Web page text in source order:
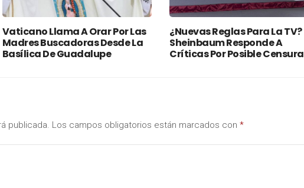
Vaticano Llama A Orar Por Las
Madres Buscadoras Desde La
Basílica De Guadalupe
¿Nuevas Reglas Para La TV?
Sheinbaum Responde A
Críticas Por Posible Censura
publicada. Los campos obligatorios están marcados con *